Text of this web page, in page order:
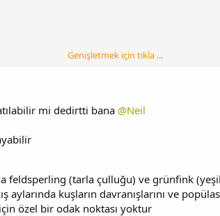
Genişletmek için tıkla ...
mi dedirtti bana @Neil
feldsperling (tarla çulluğu) ve grünfink
kuşların davranışlarını ve
özel bir odak noktası yoktur